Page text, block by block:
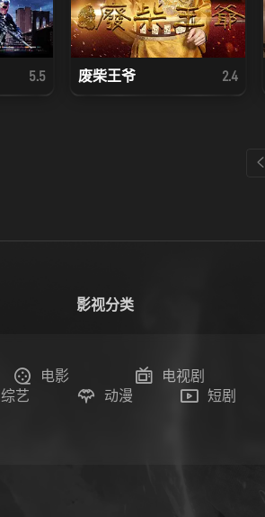
5.5 废柴王爷 2.4
影视分类
电影
电视剧
综艺
动漫 短剧